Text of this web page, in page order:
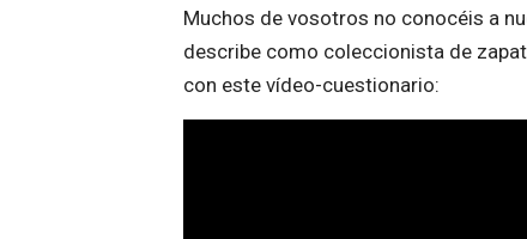
Muchos de vosotros no conocéis a
describe como coleccionista de
con este vídeo-cuestionario: